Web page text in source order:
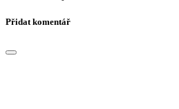
Přidat komentář